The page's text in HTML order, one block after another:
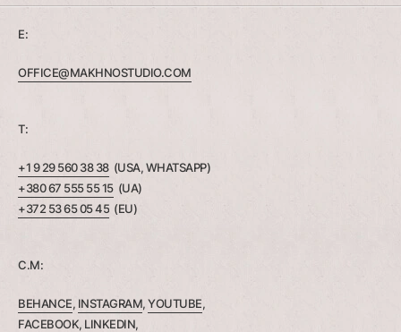
E:
OFFICE@MAKHNOSTUDIO.COM
T:
+1 9 29 560 38 38(USA, WHATSAPP)
+380 67 555 55 15(UA)
+372 53 65 05 45 (EU)
C.M:
BEHANCE, INSTAGRAM,YOUTUBE,
FACEBOOK, LINKEDIN,